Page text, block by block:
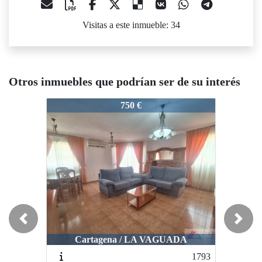
Visitas a este inmueble: 34
Otros inmuebles que podrían ser de su interés
Cartagena / LA VAGUADA
1.600 €/quincena
La Manga del Mar Menor / LA MANGA
Previous Next